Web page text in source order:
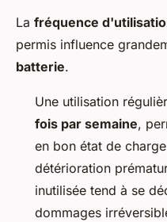
La fréquence
permis influence
batterie.
Une utilisation
fois par semaine,
en bon état de
détérioration
inutilisée tend à se
dommages